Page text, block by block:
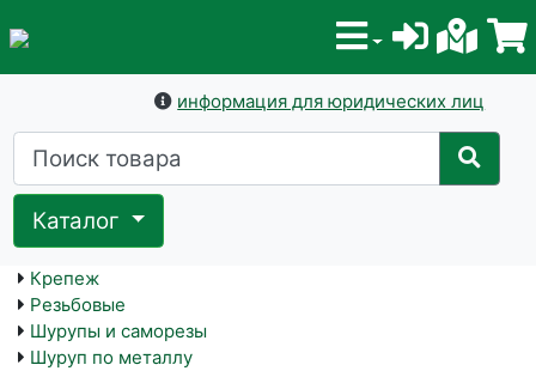
информация для юридических лиц
Каталог
Крепеж
Резьбовые
Шурупы и саморезы
Шуруп по металлу